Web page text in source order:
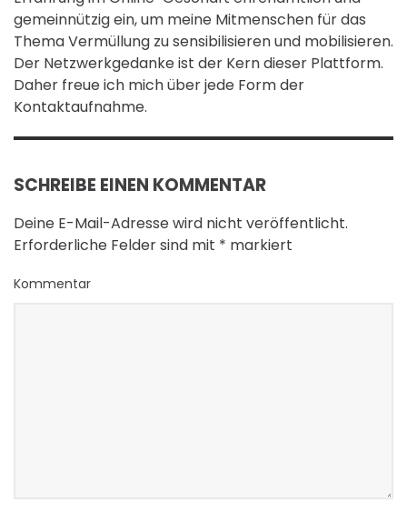
gemeinnützig ein, um meine Mitmenschen für das
Thema Vermüllung zu sensibilisieren und mobilisieren.
Der Netzwerkgedanke ist der Kern dieser Plattform.
Daher freue ich mich über jede Form der
Kontaktaufnahme.
SCHREIBE EINEN KOMMENTAR
Deine E-Mail-Adresse wird nicht veröffentlicht.
Erforderliche Felder sind mit * markiert
Kommentar